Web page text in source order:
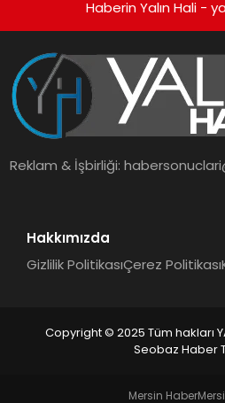
Haberin Yalın Hali -
Reklam & İşbirliği:
Hakkımızda
Gizlilik PolitikasıÇerez Politikası
Copyright © 2025 Tüm hakları
Seobaz Haber
Mersin Haber